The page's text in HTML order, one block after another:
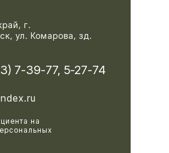
на
г.
ул. Комарова, зд.
7-39-77, 5-27-74